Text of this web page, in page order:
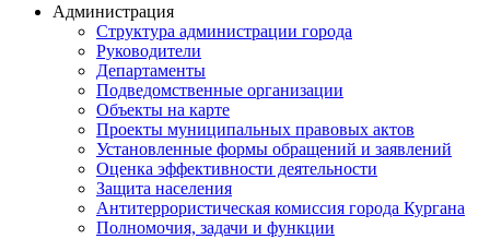
Администрация
Структура администрации города
Руководители
Департаменты
Подведомственные организации
Объекты на карте
Проекты муниципальных правовых актов
Установленные формы обращений и заявлений
Оценка эффективности деятельности
Защита населения
Антитеррористическая комиссия города Кургана
Полномочия, задачи и функции